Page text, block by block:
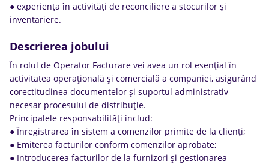
● experiența în activități de reconciliere a stocurilor și
inventariere.
Descrierea jobului
În rolul de Operator Facturare vei avea un rol esențial în
activitatea operațională și comercială a companiei, asigurând
corectitudinea documentelor și suportul administrativ
necesar procesului de distribuție.
Principalele responsabilități includ:
● Înregistrarea în sistem a comenzilor primite de la clienți;
● Emiterea facturilor conform comenzilor aprobate;
● Introducerea facturilor de la furnizori și gestionarea